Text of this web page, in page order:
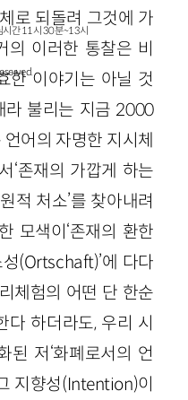
로 되돌려 그것에 가
의 이러한 통찰은 비
한 이야기는 아닐 것
라 불리는 지금 2000
어의 자명한 지시체
‘존재의 가깝게 하는
적 처소’를 찾아내려
모색이‘존재의 환한
(Ortschaft)’에 다다
체험의 어떤 단 한순
하더라도, 우리 시
된 저‘화폐로서의 언
지향성(Intention)이
간 11시 30분~13시